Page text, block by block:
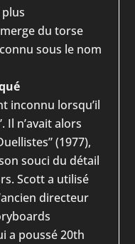
plus
du torse
sous le nom
inconnu lorsqu’il
Il n’avait alors
(1977),
souci du détail
Scott a utilisé
directeur
a poussé 20th